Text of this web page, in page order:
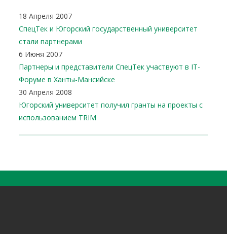
18 Апреля 2007
СпецТек и Югорский государственный университет
стали партнерами
6 Июня 2007
Партнеры и представители СпецТек участвуют в IT-
Форуме в Ханты-Мансийске
30 Апреля 2008
Югорский университет получил гранты на проекты с
использованием TRIM